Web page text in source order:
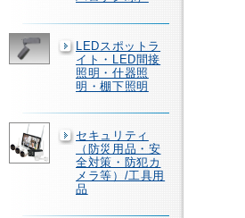
LEDスポットラ
イト・LED間接
照明・什器照
明・棚下照明
セキュリティ
（防災用品・安
全対策・防犯カ
メラ等）/工具用
品